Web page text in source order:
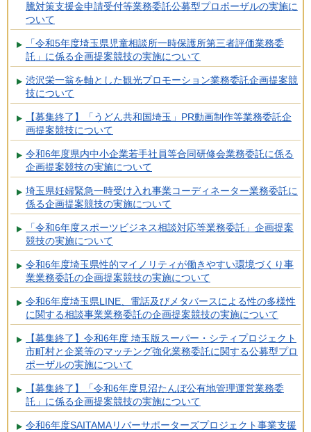
騰対策支援金申請受付等業務委託公募型プロポーザルの実施に
ついて
「令和5年度埼玉県児童相談所一時保護所第三者評価業務委
託」に係る企画提案競技の実施について
渋沢栄一翁を軸とした観光プロモーション業務委託企画提案競
技について
【募集終了】「うどん共和国埼玉」PR動画制作等業務委託企
画提案競技について
令和6年度県内中小企業若手社員等合同研修会業務委託に係る
企画提案競技の実施について
埼玉県妊婦緊急一時受け入れ事業コーディネーター業務委託に
係る企画提案競技の実施について
「令和6年度スポーツビジネス相談対応等業務委託」企画提案
競技の実施について
令和6年度埼玉県性的マイノリティが働きやすい環境づくり事
業業務委託の企画提案競技の実施について
令和6年度埼玉県LINE、電話及びメタバースによる性の多様性
に関する相談事業業務委託の企画提案競技の実施について
【募集終了】令和6年度 埼玉版スーパー・シティプロジェクト
市町村と企業等のマッチング強化業務委託に関する公募型プロ
ポーザルの実施について
【募集終了】「令和6年度見沼たんぼ公有地管理運営業務委
託」に係る企画提案競技の実施について
令和6年度SAITAMAリバーサポーターズプロジェクト事業支援